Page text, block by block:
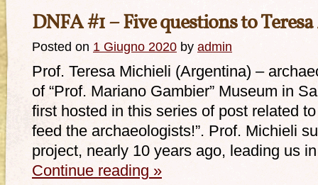
DNFA #1 – Five questions to
Posted on 1 Giugno 2020 by admin
Prof. Teresa Michieli (Argentina) –
of “Prof. Mariano Gambier” Museum in
first hosted in this series of post related
feed the archaeologists!”. Prof. Michieli
project, nearly 10 years ago, leading us
Continue reading »